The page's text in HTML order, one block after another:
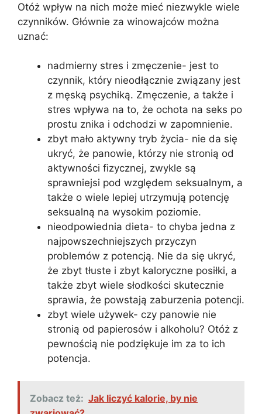
Otóż wpływ na nich może mieć niezwykle wiele
czynników. Głównie za winowajców można
uznać:
nadmierny stres i zmęczenie- jest to
czynnik, który nieodłącznie związany jest
z męską psychiką. Zmęczenie, a także i
stres wpływa na to, że ochota na seks po
prostu znika i odchodzi w zapomnienie.
zbyt mało aktywny tryb życia- nie da się
ukryć, że panowie, którzy nie stronią od
aktywności fizycznej, zwykle są
sprawniejsi pod względem seksualnym, a
także o wiele lepiej utrzymują potencję
seksualną na wysokim poziomie.
nieodpowiednia dieta- to chyba jedna z
najpowszechniejszych przyczyn
problemów z potencją. Nie da się ukryć,
że zbyt tłuste i zbyt kaloryczne posiłki, a
także zbyt wiele słodkości skutecznie
sprawia, że powstają zaburzenia potencji.
zbyt wiele używek- czy panowie nie
stronią od papierosów i alkoholu? Otóż z
pewnością nie podziękuje im za to ich
potencja.
Zobacz też: Jak liczyć kalorie, by nie